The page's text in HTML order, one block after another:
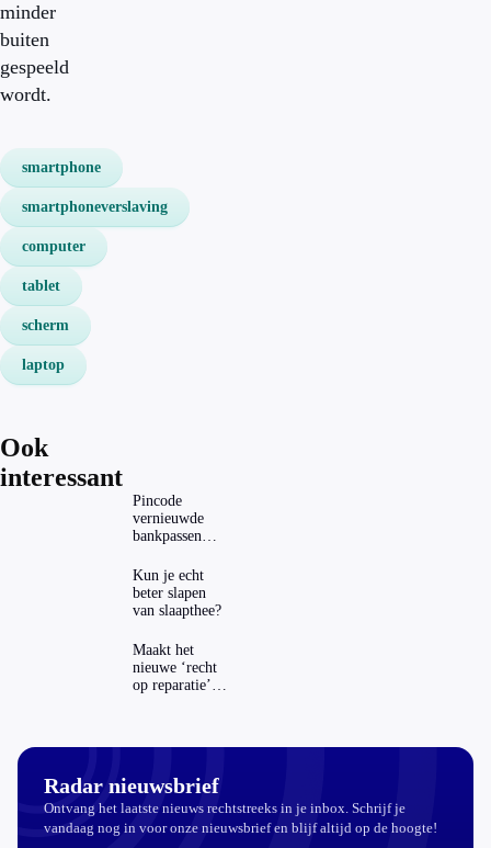
minder
buiten
gespeeld
wordt.
smartphone
smartphoneverslaving
computer
tablet
scherm
laptop
Ook
interessant
Pincode
vernieuwde
bankpassen
ING-app: is dat
wel veilig?
Kun je echt
beter slapen
van slaapthee?
Maakt het
nieuwe ‘recht
op reparatie’
Radar nieuwsbrief
Ontvang het laatste nieuws rechtstreeks in je inbox. Schrijf je
vandaag nog in voor onze nieuwsbrief en blijf altijd op de hoogte!